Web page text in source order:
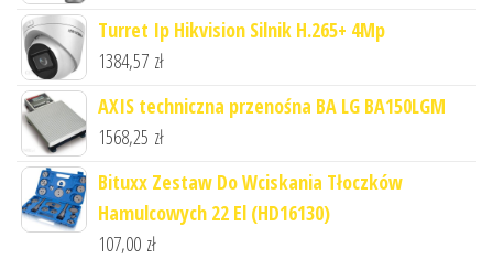
Turret Ip Hikvision Silnik H.265+ 4Mp
1384,57 zł
AXIS techniczna przenośna BA LG BA150LGM
1568,25 zł
Bituxx Zestaw Do Wciskania Tłoczków
Hamulcowych 22 El (HD16130)
107,00 zł